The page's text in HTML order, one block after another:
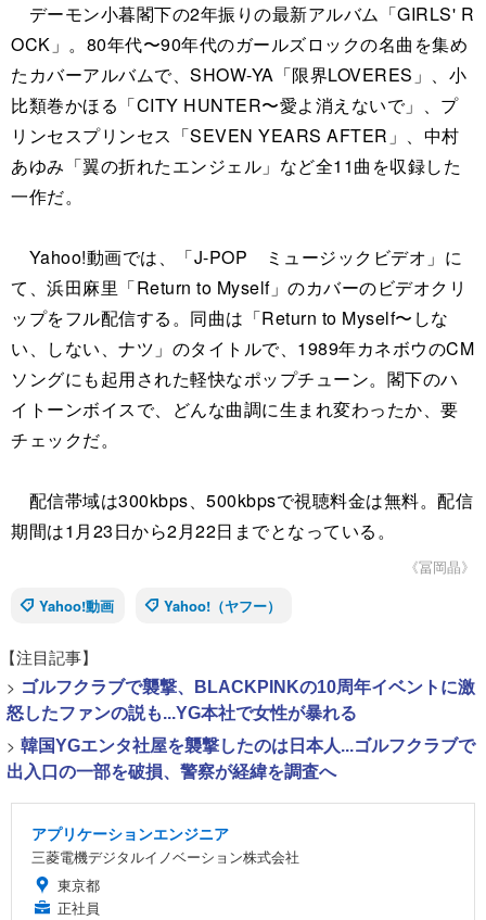
デーモン小暮閣下の2年振りの最新アルバム「GIRLS' R
OCK」。80年代〜90年代のガールズロックの名曲を集め
たカバーアルバムで、SHOW-YA「限界LOVERES」、小
比類巻かほる「CITY HUNTER〜愛よ消えないで」、プ
リンセスプリンセス「SEVEN YEARS AFTER」、中村
あゆみ「翼の折れたエンジェル」など全11曲を収録した
一作だ。
Yahoo!動画では、「J-POP ミュージックビデオ」に
て、浜田麻里「Return to Myself」のカバーのビデオクリ
ップをフル配信する。同曲は「Return to Myself〜しな
い、しない、ナツ」のタイトルで、1989年カネボウのCM
ソングにも起用された軽快なポップチューン。閣下のハ
イトーンボイスで、どんな曲調に生まれ変わったか、要
チェックだ。
配信帯域は300kbps、500kbpsで視聴料金は無料。配信
期間は1月23日から2月22日までとなっている。
《冨岡晶》
Yahoo!動画
Yahoo!（ヤフー）
【注目記事】
> ゴルフクラブで襲撃、BLACKPINKの10周年イベントに激
怒したファンの説も...YG本社で女性が暴れる
> 韓国YGエンタ社屋を襲撃したのは日本人...ゴルフクラブで
出入口の一部を破損、警察が経緯を調査へ
アプリケーションエンジニア
三菱電機デジタルイノベーション株式会社
東京都
正社員